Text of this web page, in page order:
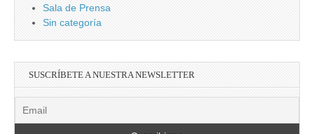
Sala de Prensa
Sin categoría
SUSCRÍBETE A NUESTRA NEWSLETTER